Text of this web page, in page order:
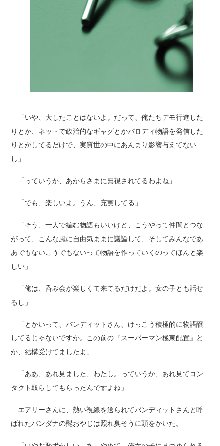
「いや、大したことはないよ。だって、俺たちデモ行進した
りとか、ネットで政治的なギャグとかパロディ物語を発信した
りとかしてるだけで、実質世の中にあんまり影響与えてない
し」
「っていうか、あからさまに無視されてるわよね」
「でも、楽しいよ。うん、充実してる」
「そう、一人で編む物語もいいけど、こうやって仲間とつな
がって、こんな風に自由気ままに議論して、そしてみんなであ
あでもないこうでもないって物語を作っていくのってほんと楽
しい」
「俺は、呑み会が楽しくて来てるだけだよ。女の子とも話せ
るし」
「とかいって、バンディットさん、けっこう積極的に物語醸
してるじゃないですか。この前の『スーパーマン極東配置』と
か、結構受けてましたよ」
「ああ、あれ見ました、わたし。っていうか、あれ見てコン
タクト取らしてもらったんですよね」
エアリーさんに、熱い視線を送られてバンディットさんと呼
ばれたバンダナの髭おやじは照れ臭そうに頭をかいた。